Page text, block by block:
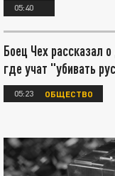
05:40
Боец Чех рассказал
где учат "убивать
05:23 ОБЩЕСТВО